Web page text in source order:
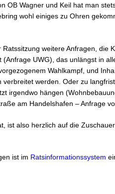
OB Wagner und Keil hat man
wohl einiges zu Ohren
weitere Anfragen, die
(Anfrage UWG), das unlängst in
Wahlkampf, und
verbreitet werden. Oder zu
irgendwo hängen
am Handelshafen – Anfrage
ist also herzlich auf die
ist im Ratsinformationssystem